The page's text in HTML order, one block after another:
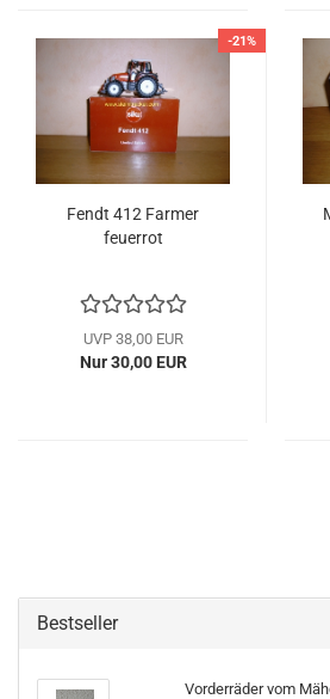
-21%
Fendt 412 Farmer
feuerrot
UVP 38,00 EUR
Nur 30,00 EUR
Bestseller
Vorderräder vom